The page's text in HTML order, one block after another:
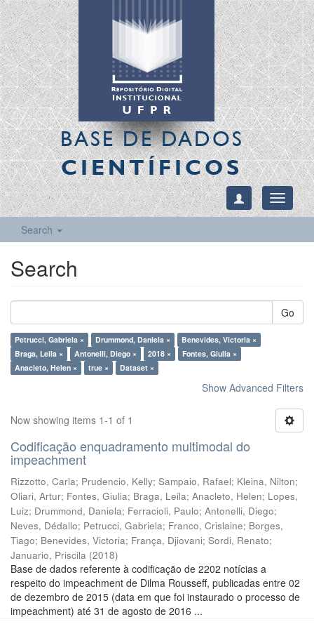
BASE DE DADOS
CIENTÍFICOS
Toggle
Search
Search
Go
Petrucci, Gabriela × Drummond, Daniela ×
Benevides, Victoria ×
Braga, Leila ×
Antonelli, Diego × 2018 ×
Fontes, Giulia ×
Anacleto, Helen ×
true × Dataset ×
Show Advanced Filters
Now showing items 1-1 of 1
Codificação enquadramento multimodal do
impeachment
Rizzotto, Carla; Prudencio, Kelly; Sampaio, Rafael; Kleina, Nilton;
Oliari, Artur; Fontes, Giulia; Braga, Leila; Anacleto, Helen; Lopes,
Luiz; Drummond, Daniela; Ferracioli, Paulo; Antonelli, Diego;
Neves, Dédallo; Petrucci, Gabriela; Franco, Crislaine; Borges,
Tiago; Benevides, Victoria; França, Djiovani; Sordi, Renato;
Januario, Priscila (2018)
Base de dados referente à codificação de 2202 notícias a
respeito do impeachment de Dilma Rousseff, publicadas entre 02
de dezembro de 2015 (data em que foi instaurado o processo de
impeachment) até 31 de agosto de 2016 ...